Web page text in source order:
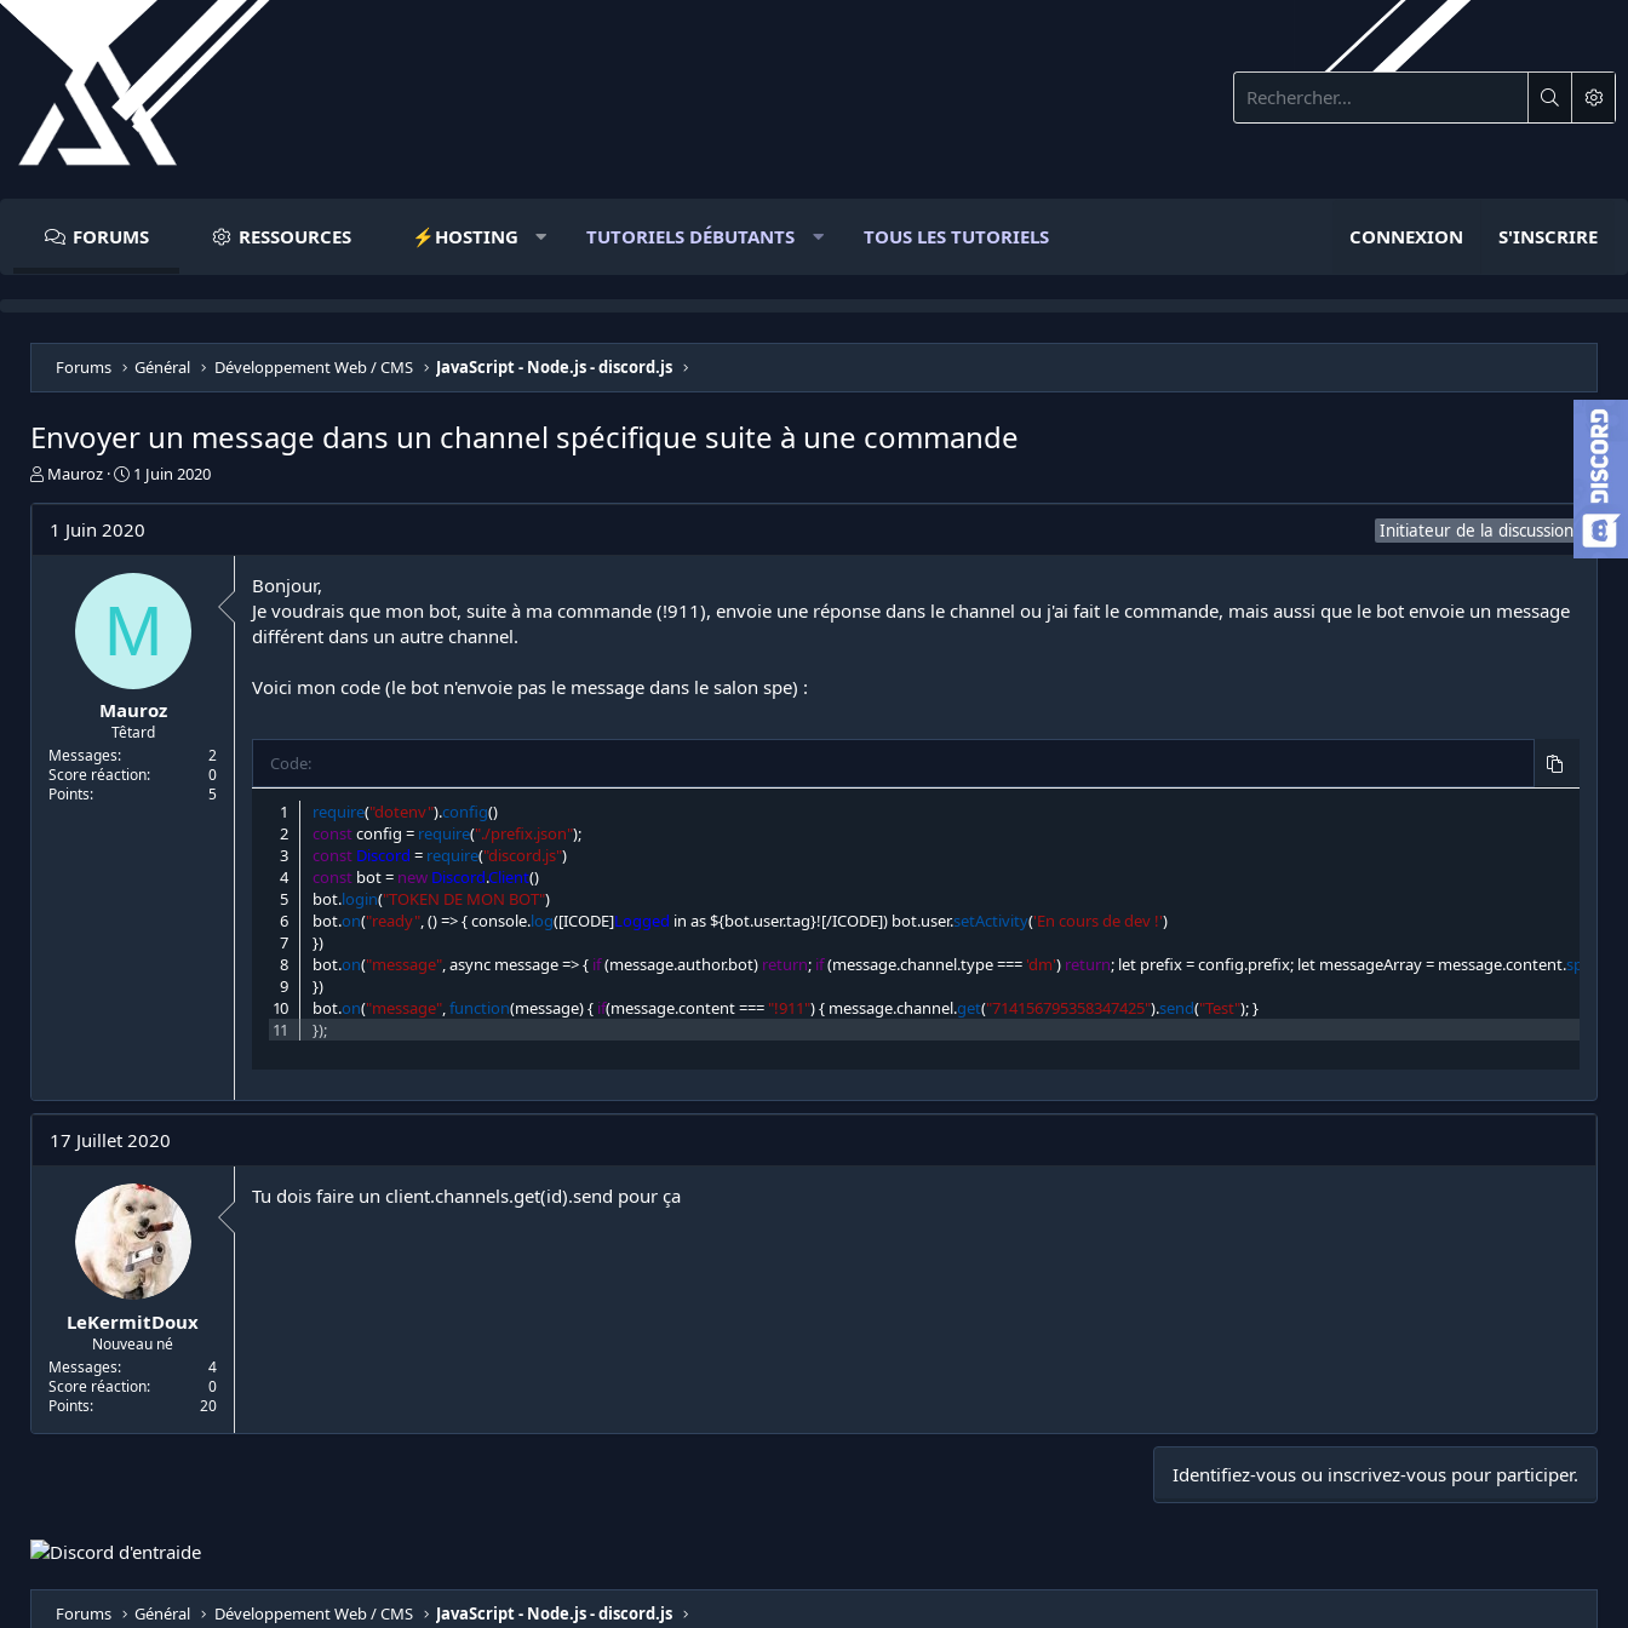
FORUMS RESSOURCES ⚡️HOSTING TUTORIELS DÉBUTANTS TOUS LES TUTORIELS CONNEXION S'INSCRIRE
Forums Général Développement Web / CMS JavaScript - Node.js - discord.js
Envoyer un message dans un channel spécifique suite à une commande
I
a
d
Mauroz
D
e
e
é
b
t
1 Juin 2020
1 Juin 2020 Initiateur de la discussion
M
Mauroz
Têtard
Messages
2
Score réaction
0
Points
5
Bonjour,
Je voudrais que mon bot, suite à ma commande (!911), envoie une réponse dans le channel ou j'ai fait le commande, mais aussi que le bot envoie un message
différent dans un autre channel.
Voici mon code (le bot n'envoie pas le message dans le salon spe) :
Code:
require("dotenv").config()
const config = require("./prefix.json");
const Discord = require("discord.js")
const bot = new Discord.Client()
bot.login("TOKEN DE MON BOT")
bot.on("ready",()=>{ console.log([ICODE]Logged in as ${bot.user.tag}![/ICODE]) bot.user.setActivity('En cours de dev !')
})
bot.on("message", async message =>{ if(message.author.bot) return; if(message.channel.type === 'dm') return; let prefix = config.prefix; let messageArray = message.content.split
})
bot.on("message",function(message){ if(message.content === "!911"){ message.channel.get("714156795358347425").send("Test");}
});
17 Juillet 2020
LeKermitDoux
Nouveau né
Messages
4
Score réaction
0
Points
20
Tu dois faire un client.channels.get(id).send pour ça
Identifiez-vous ou inscrivez-vous pour participer.
Forums Général Développement Web / CMS JavaScript - Node.js - discord.js